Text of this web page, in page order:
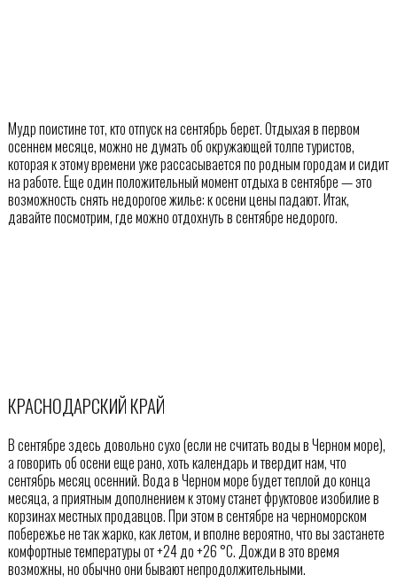
Мудр поистине тот, кто отпуск на сентябрь берет. Отдыхая в первом
осеннем месяце, можно не думать об окружающей толпе туристов,
которая к этому времени уже рассасывается по родным городам и сидит
на работе. Еще один положительный момент отдыха в сентябре — это
возможность снять недорогое жилье: к осени цены падают. Итак,
давайте посмотрим, где можно отдохнуть в сентябре недорого.
КРАСНОДАРСКИЙ КРАЙ
В сентябре здесь довольно сухо (если не считать воды в Черном море),
а говорить об осени еще рано, хоть календарь и твердит нам, что
сентябрь месяц осенний. Вода в Черном море будет теплой до конца
месяца, а приятным дополнением к этому станет фруктовое изобилие в
корзинах местных продавцов. При этом в сентябре на черноморском
побережье не так жарко, как летом, и вполне вероятно, что вы застанете
комфортные температуры от +24 до +26 °С. Дожди в это время
возможны, но обычно они бывают непродолжительными.